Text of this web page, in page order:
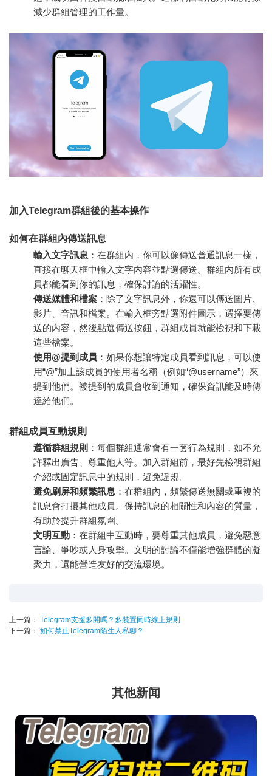
減少群組管理的工作量。
加入Telegram群組後的基本操作
如何在群組內傳送訊息
輸入文字訊息 ：在群組內，你可以像傳送普通訊息一樣，
直接在聊天框中輸入文字內容並點選傳送。群組內所有成
員都能看到你的訊息，確保討論的活躍性。
傳送媒體和檔案 ：除了文字訊息外，你還可以傳送圖片、
影片、音訊和檔案。在輸入框旁點選附件圖示，選擇要傳
送的內容，然後點選傳送按鈕，群組成員就能檢視和下載
這些檔案。
使用@提到成員 ：如果你想讓特定成員看到訊息，可以使
用“@”加上該成員的使用者名稱（例如“@username”）來
提到他們。被提到的成員會收到通知，確保資訊能及時傳
達給他們。
群組成員互動規則
遵循群組規則 ：每個群組通常會有一套行為規則，如不允
許釋出廣告、尊重他人等。加入群組前，最好先檢視群組
介紹或固定訊息中的規則，避免違規。
避免刷屏和頻繁訊息 ：在群組內，頻繁傳送無關或重複的
訊息會打擾其他成員。保持訊息的相關性和內容的質量，
有助於提升群組氛圍。
文明互動 ：在群組中互動時，要尊重其他成員，避免惡意
言論、爭吵或人身攻擊。文明的討論不僅能增強群體的凝
聚力，還能營造友好的交流環境。
上一篇： Telegram支援多開嗎？多裝置同時線上規則
下一篇： 如何禁止Telegram陌生人私聊？
其他新闻